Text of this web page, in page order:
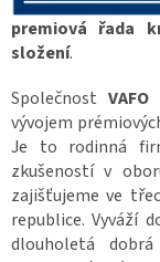
premiová řada
složení.
SpolečnostVAFO
vývojem
Je to rodinná
zkušeností v
zajišťujeme ve
republice. Vyváží
dlouholetá